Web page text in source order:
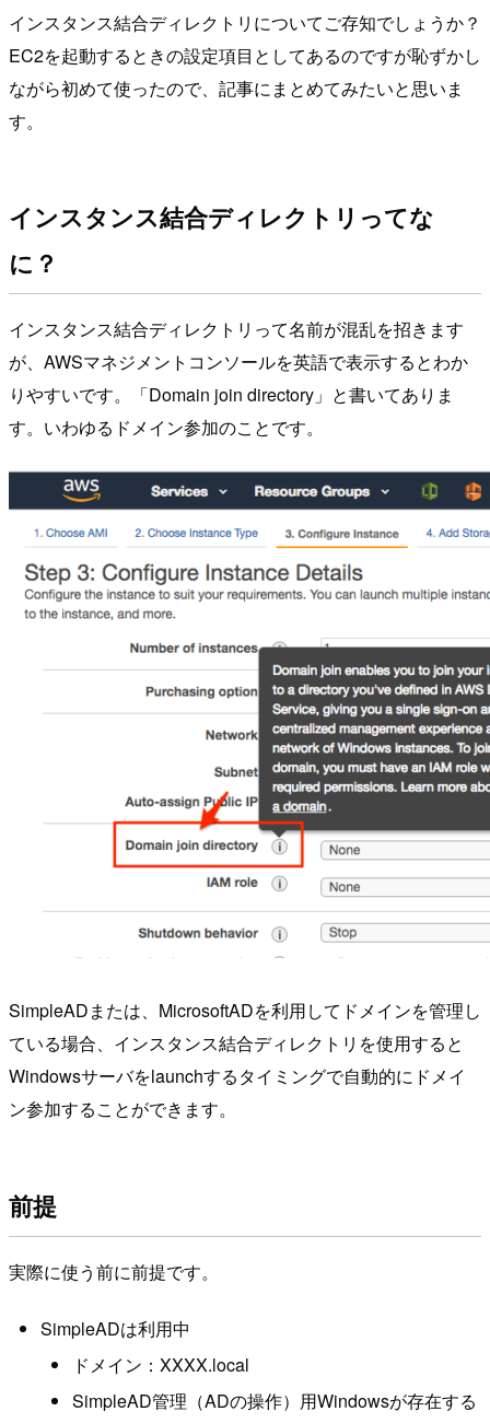
インスタンス結合ディレクトリについてご存知でしょうか？
EC2を起動するときの設定項目としてあるのですが恥ずかし
ながら初めて使ったので、記事にまとめてみたいと思いま
す。
インスタンス結合ディレクトリってな
に？
インスタンス結合ディレクトリって名前が混乱を招きます
が、AWSマネジメントコンソールを英語で表示するとわか
りやすいです。「Domain join directory」と書いてありま
す。いわゆるドメイン参加のことです。
SimpleADまたは、MicrosoftADを利用してドメインを管理し
ている場合、インスタンス結合ディレクトリを使用すると
Windowsサーバをlaunchするタイミングで自動的にドメイ
ン参加することができます。
前提
実際に使う前に前提です。
SimpleADは利用中
ドメイン：XXXX.local
SimpleAD管理（ADの操作）用Windowsが存在する